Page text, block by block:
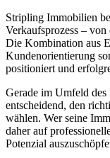
Stripling Immobilien
Verkaufsprozess –
Die Kombination aus
Kundenorientierung
positioniert und
Gerade im Umfeld
entscheidend, den
wählen. Wer seine
daher auf
Potenzial